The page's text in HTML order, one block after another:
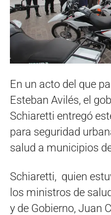
En un acto del que
Esteban Avilés, el
Schiaretti entregó
para seguridad
salud a municipios
Schiaretti, quien
los ministros de
y de Gobierno, Juan